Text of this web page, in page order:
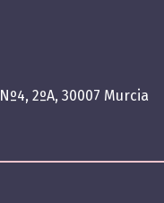
2ºA, 30007 Murcia